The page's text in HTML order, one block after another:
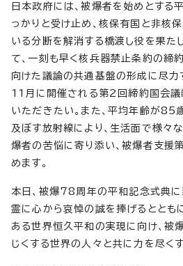
日本政府には、被爆者を始めとする
っかりと受け止め、核保有国と非核
いる分断を解消する橋渡し役を果た
て、一刻も早く核兵器禁止条約の締
向けた議論の共通基盤の形成に尽力
11月に開催される第2回締約国会議
いただきたい。また、平均年齢が85
及ぼす放射線により、生活面で様々
爆者の苦悩に寄り添い、被爆者支援
めます。
本日、被爆78周年の平和記念式典に
霊に心から哀悼の誠を捧げるととも
ある世界恒久平和の実現に向け、被
じくする世界の人々と共に力を尽く